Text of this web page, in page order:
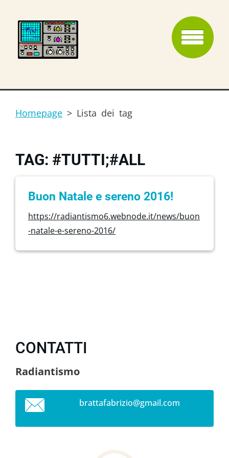
Homepage > Lista dei tag
TAG: #TUTTI;#ALL
Buon Natale e sereno 2016!
https://radiantismo6.webnode.it/news/buon
-natale-e-sereno-2016/
CONTATTI
Radiantismo
brattafabrizio@gmail.com